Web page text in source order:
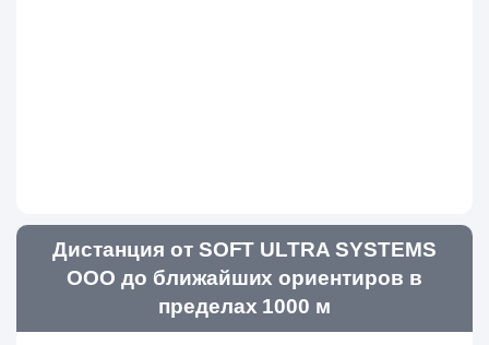
Дистанция от SOFT ULTRA SYSTEMS
ООО до ближайших ориентиров в
пределах 1000 м